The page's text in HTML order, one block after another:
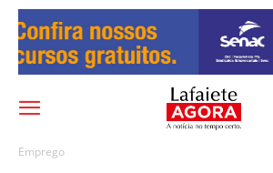
Emprego